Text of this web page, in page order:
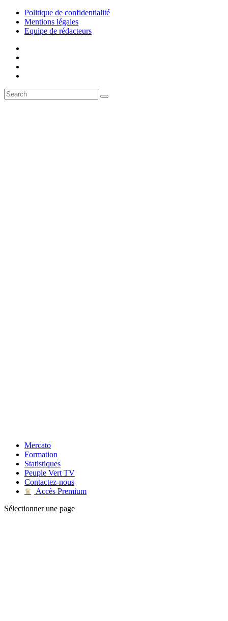
Politique de confidentialité
Mentions légales
Equipe de rédacteurs
Mercato
Formation
Statistiques
Peuple Vert TV
Contactez-nous
♛
Accès Premium
Sélectionner une page